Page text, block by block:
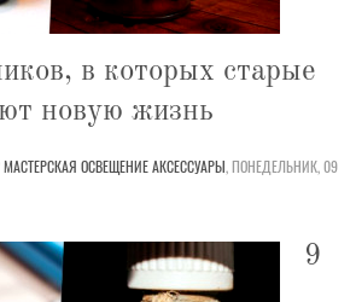
в которых старые
новую жизнь
МАСТЕРСКАЯ ОСВЕЩЕНИЕАКСЕССУАРЫ,ПОНЕДЕЛЬНИК, 09
9